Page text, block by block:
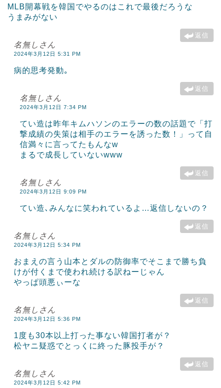
MLB開幕戦を韓国でやるのはこれで最後だろうな
うまみがない
返信
名無しさん
2024年3月12日 5:31 PM
病的思考発動｡
返信
名無しさん
2024年3月12日 7:34 PM
てい造は昨年キムハソンのエラーの数の話題で「打
撃成績の失策は相手のエラーを誘った数！」って自
信満々に言ってたもんなw
まるで成長していないwww
返信
名無しさん
2024年3月12日 9:09 PM
てい造､みんなに笑われているよ…返信しないの？
返信
名無しさん
2024年3月12日 5:34 PM
おまえの言う山本とダルの防御率でそこまで勝ち負
けが付くまで使われ続ける訳ねーじゃん
やっぱ頭悪ぃーな
返信
名無しさん
2024年3月12日 5:36 PM
1度も30本以上打った事ない韓国打者が？
松ヤニ疑惑でとっくに終った豚投手が？
返信
名無しさん
2024年3月12日 5:42 PM